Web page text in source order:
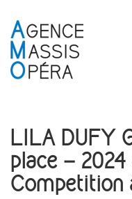
LILA DUFY
place –
Competition